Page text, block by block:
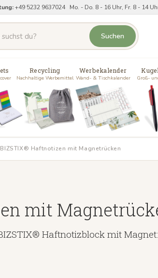
+49 5232 9637024 Mo. - Do. 8 - 16 Uhr, Fr. 8 - 14
Suchen
Recycling
Nachhaltige Werbemittel
Werbekalender
Wand- & Tischkalender Groß-
BIZSTIX® Haftnotizen mit Magnetrücken
mit
Haftnotizblock mit Magnet: